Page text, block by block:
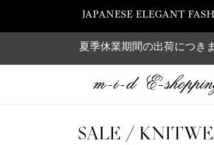
JAPANESE ELEGANT
夏季休業期間の出荷につき
SALE /